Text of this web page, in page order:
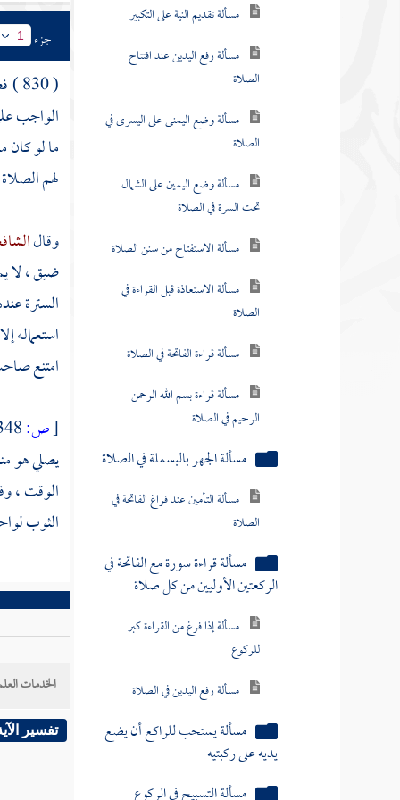
الصلاة
الصلاة
تحت السرة في الصلاة
الصلاة
الرحيم في الصلاة
مسألة الجهر بالبسملة في الصلاة
الصلاة
مسألة قراءة سورة مع الفاتحة في
الركعتين الأوليين من كل صلاة
للركوع
مسألة يستحب للراكع أن يضع
يديه على ركبتيه
مسألة التسبيح في الركوع
جزء 1
( 830 ) فصل :
الواجب
ما لو
لهم
وقال
ضيق ، لا
السترة
استعماله
امتنع
[ص:
يصلي هو
الوقت ،
الثوب
الخدمات
تفسير